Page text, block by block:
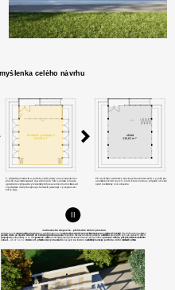
divadelní představení
vše bez výrazných
i úprava předprostoru
došlo k doplnění o
vytvoří příjemný
Výsledkem
pod korunami
na dění v altánu i v
a propojené místo,
den – i když se
Zároveň dojde k
architektonického
nákladů na stavební